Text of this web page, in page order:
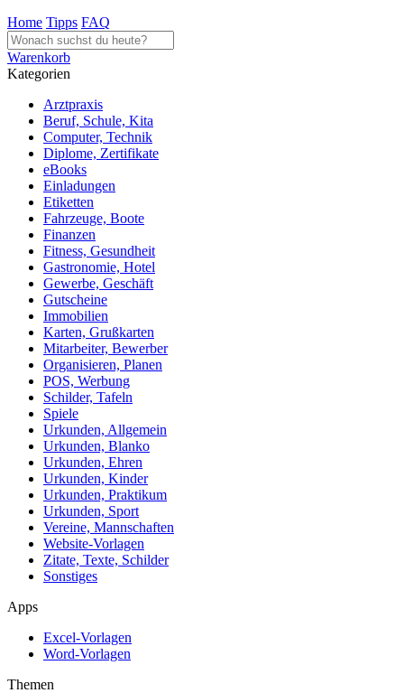
Home Tipps FAQ
Warenkorb
Kategorien
Arztpraxis
Beruf, Schule, Kita
Computer, Technik
Diplome, Zertifikate
eBooks
Einladungen
Etiketten
Fahrzeuge, Boote
Finanzen
Fitness, Gesundheit
Gastronomie, Hotel
Gewerbe, Geschäft
Gutscheine
Immobilien
Karten, Grußkarten
Mitarbeiter, Bewerber
Organisieren, Planen
POS, Werbung
Schilder, Tafeln
Spiele
Urkunden, Allgemein
Urkunden, Blanko
Urkunden, Ehren
Urkunden, Kinder
Urkunden, Praktikum
Urkunden, Sport
Vereine, Mannschaften
Website-Vorlagen
Zitate, Texte, Schilder
Sonstiges
Apps
Excel-Vorlagen
Word-Vorlagen
Themen